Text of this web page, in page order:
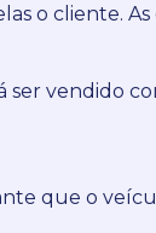
o cliente.
vendido
que o